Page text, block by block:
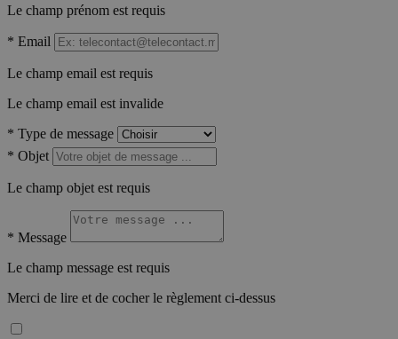
Le champ prénom est requis
* Email
Le champ email est requis
Le champ email est invalide
* Type de message
* Objet
Le champ objet est requis
* Message
Le champ message est requis
Merci de lire et de cocher le règlement ci-dessus